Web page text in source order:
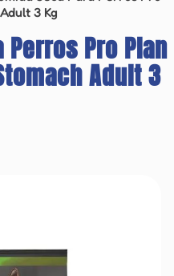
3 Kg
Perros Pro Plan
Adult 3